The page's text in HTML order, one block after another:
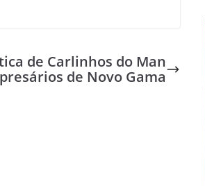
de Carlinhos do Man
de Novo Gama